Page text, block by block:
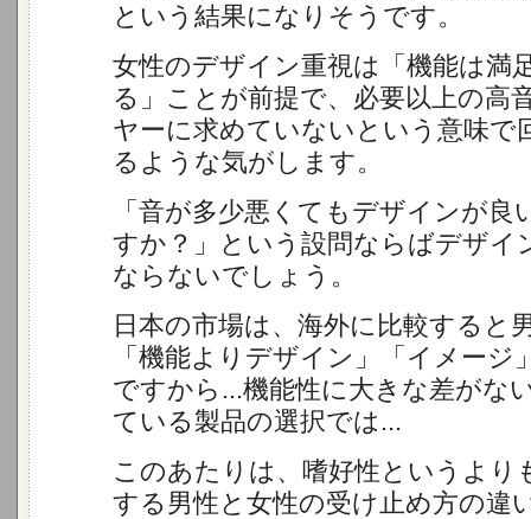
という結果になりそうです。
女性のデザイン重視は「機能は満
る」ことが前提で、必要以上の高
ヤーに求めていないという意味で
るような気がします。
「音が多少悪くてもデザインが良
すか？」という設問ならばデザイ
ならないでしょう。
日本の市場は、海外に比較すると
「機能よりデザイン」「イメージ
ですから...機能性に大きな差がな
ている製品の選択では...
このあたりは、嗜好性というより
する男性と女性の受け止め方の違